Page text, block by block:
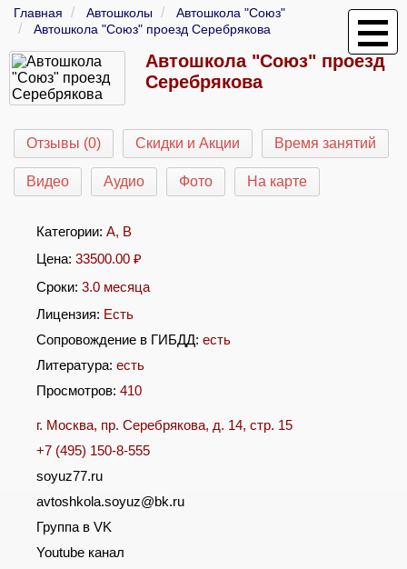
Главная Автошколы
Автошкола "Союз"
Автошкола "Союз" проезд Серебрякова
Автошкола "Союз" проезд
Серебрякова
Отзывы (0) Скидки и Акции Время занятий
Видео Аудио Фото На карте
Категории: A, B
Цена: 33500.00 ₽
Сроки: 3.0 месяца
Лицензия: Есть
Сопровождение в ГИБДД: есть
Литература: есть
Просмотров: 410
г. Москва, пр. Серебрякова, д. 14, стр. 15
+7 (495) 150-8-555
soyuz77.ru
avtoshkola.soyuz@bk.ru
Группа в VK
Youtube канал